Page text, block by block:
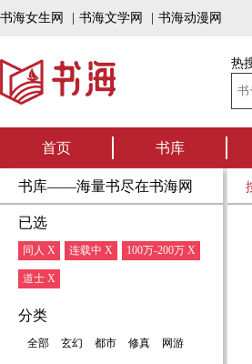
书海女生网 书海文学网 书海动漫网
热
首页 书库
书库——海量书尽在书海网
已选
同人 X 连载中 X 100万-200万 X
道士 X
分类
全部 玄幻 都市 修真 网游